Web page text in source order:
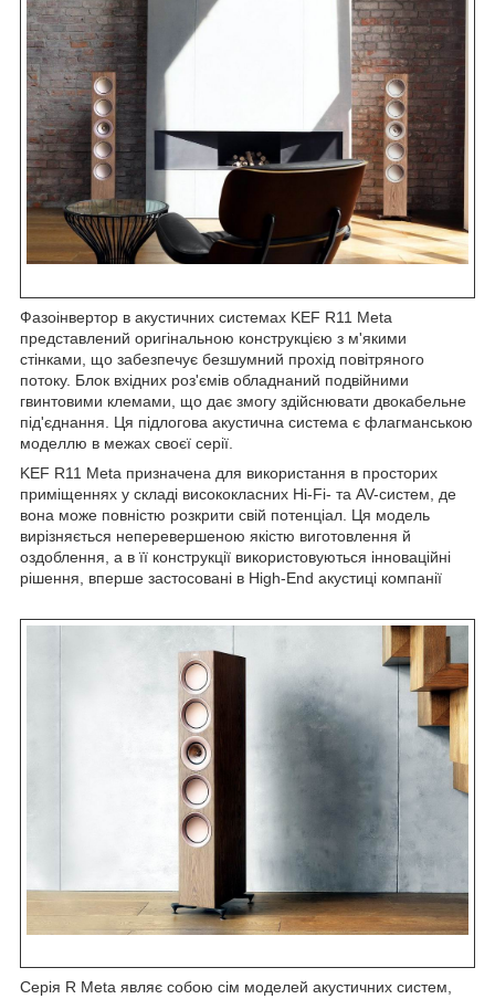
Фазоінвертор в акустичних системах KEF R11 Meta
представлений оригінальною конструкцією з м'якими
стінками, що забезпечує безшумний прохід повітряного
потоку. Блок вхідних роз'ємів обладнаний подвійними
гвинтовими клемами, що дає змогу здійснювати двокабельне
під'єднання. Ця підлогова акустична система є флагманською
моделлю в межах своєї серії.
KEF R11 Meta призначена для використання в просторих
приміщеннях у складі висококласних Hi-Fi- та AV-систем, де
вона може повністю розкрити свій потенціал. Ця модель
вирізняється неперевершеною якістю виготовлення й
оздоблення, а в її конструкції використовуються інноваційні
рішення, вперше застосовані в High-End акустиці компанії
Серія R Meta являє собою сім моделей акустичних систем,